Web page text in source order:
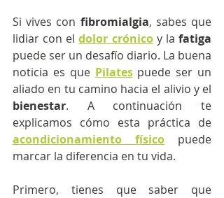
Si vives con fibromialgia, sabes que
lidiar con el dolor crónico y la
puede ser un desafío diario. La buena
noticia es que Pilates puede ser un
bienestar. A continuación te
acondicionamiento físico puede
marcar la diferencia en tu vida.